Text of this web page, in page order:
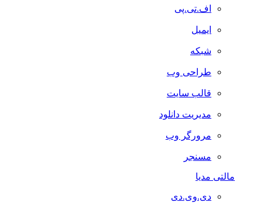
اف.تی.پی
ایمیل
شبکه
طراحی وب
قالب سایت
مدیریت دانلود
مرورگر وب
مسنجر
مالتی مدیا
دی.وی.دی